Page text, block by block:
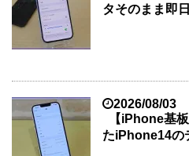
タそのまま即
2026/08/03
【iPhone基
たiPhone14の